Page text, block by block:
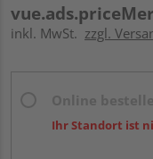
inkl. MwSt. zzgl.
Ihr Standort ist